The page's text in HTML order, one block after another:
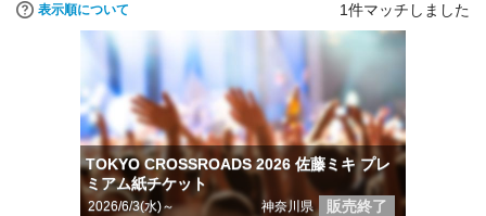
表示順について 1件マッチしました
TOKYO CROSSROADS 2026 佐藤ミキ プレ
ミアム紙チケット
2026/6/3(水)～ 神奈川県 販売終了